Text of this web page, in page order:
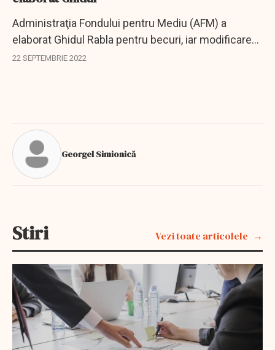
Administraţia Fondului pentru Mediu (AFM) a
elaborat Ghidul Rabla pentru becuri, iar modificarea
de buget pentru AFM, care va cuprinde inclusiv
22 SEPTEMBRIE 2022
Georgel Simionică
Stiri Vezi toate articolele